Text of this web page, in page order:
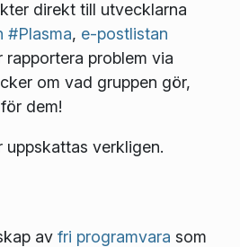
direkt till utvecklarna
#Plasma, e-postlistan
rapportera problem via
om vad gruppen gör,
dem!
uppskattas verkligen.
av fri programvara som